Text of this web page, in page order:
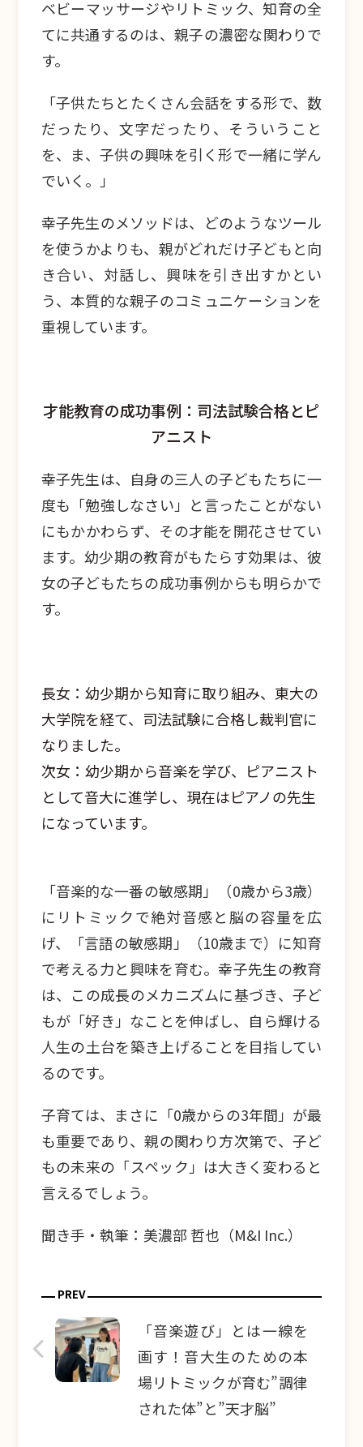
ベビーマッサージやリトミック、知育の全
てに共通するのは、親子の濃密な関わりで
す。
「子供たちとたくさん会話をする形で、数
だったり、文字だったり、そういうこと
を、ま、子供の興味を引く形で一緒に学ん
でいく。」
幸子先生のメソッドは、どのようなツール
を使うかよりも、親がどれだけ子どもと向
き合い、対話し、興味を引き出すかとい
う、本質的な親子のコミュニケーションを
重視しています。
才能教育の成功事例：司法試験合格とピ
アニスト
幸子先生は、自身の三人の子どもたちに一
度も「勉強しなさい」と言ったことがない
にもかかわらず、その才能を開花させてい
ます。幼少期の教育がもたらす効果は、彼
女の子どもたちの成功事例からも明らかで
す。
長女：幼少期から知育に取り組み、東大の
大学院を経て、司法試験に合格し裁判官に
なりました。
次女：幼少期から音楽を学び、ピアニスト
として音大に進学し、現在はピアノの先生
になっています。
「音楽的な一番の敏感期」（0歳から3歳）
にリトミックで絶対音感と脳の容量を広
げ、「言語の敏感期」（10歳まで）に知育
で考える力と興味を育む。幸子先生の教育
は、この成長のメカニズムに基づき、子ど
もが「好き」なことを伸ばし、自ら輝ける
人生の土台を築き上げることを目指してい
るのです。
子育ては、まさに「0歳からの3年間」が最
も重要であり、親の関わり方次第で、子ど
もの未来の「スペック」は大きく変わると
言えるでしょう。
聞き手・執筆：美濃部 哲也（M&I Inc.）
PREV
「音楽遊び」とは一線を
画す！音大生のための本
場リトミックが育む”調律
された体”と”天才脳”